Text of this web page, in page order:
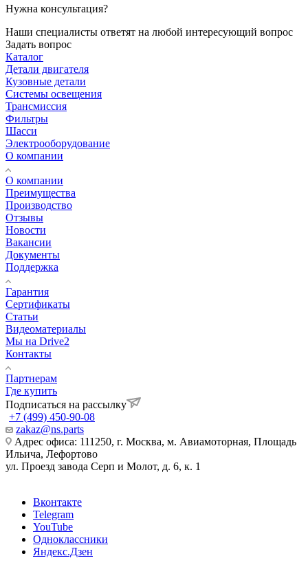
Нужна консультация?
Наши специалисты ответят на любой интересующий вопрос
Задать вопрос
Каталог
Детали двигателя
Кузовные детали
Системы освещения
Трансмиссия
Фильтры
Шасси
Электрооборудование
О компании
О компании
Преимущества
Производство
Отзывы
Новости
Вакансии
Документы
Поддержка
Гарантия
Сертификаты
Статьи
Видеоматериалы
Мы на Drive2
Контакты
Партнерам
Где купить
Подписаться на рассылку
+7 (499) 450-90-08
zakaz@ns.parts
Адрес офиса: 111250, г. Москва, м. Авиамоторная, Площадь
Ильича, Лефортово
ул. Проезд завода Серп и Молот, д. 6, к. 1
Вконтакте
Telegram
YouTube
Одноклассники
Яндекс.Дзен